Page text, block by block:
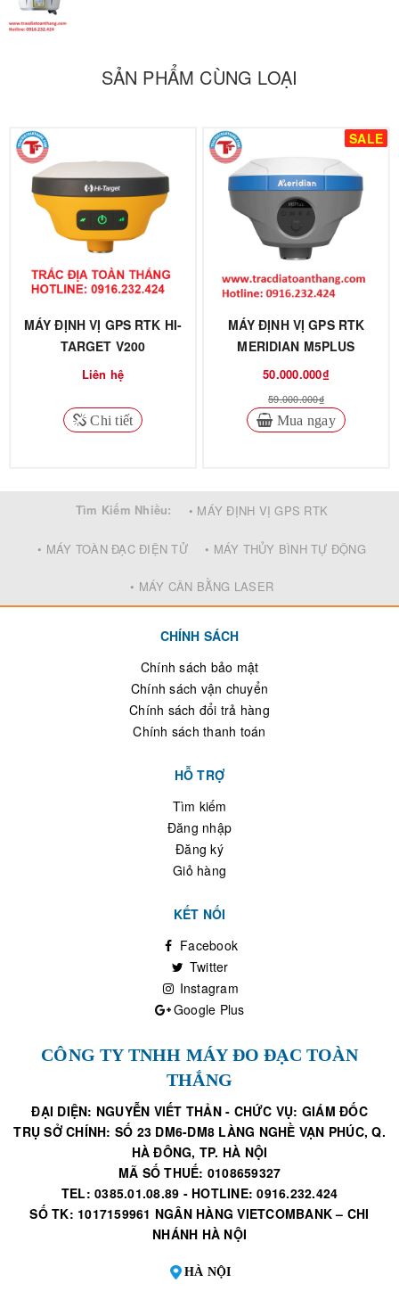
SẢN PHẨM CÙNG LOẠI
MÁY ĐỊNH VỊ GPS RTK HI-
TARGET V200
Liên hệ
Chi tiết
SALE
MÁY ĐỊNH VỊ GPS RTK
MERIDIAN M5PLUS
50.000.000₫
59.000.000₫
Mua ngay
Tìm Kiếm Nhiều: • MÁY ĐỊNH VỊ GPS RTK
• MÁY TOÀN ĐẠC ĐIỆN TỬ • MÁY THỦY BÌNH TỰ ĐỘNG
• MÁY CÂN BẰNG LASER
CHÍNH SÁCH
Chính sách bảo mật
Chính sách vận chuyển
Chính sách đổi trả hàng
Chính sách thanh toán
HỖ TRỢ
Tìm kiếm
Đăng nhập
Đăng ký
Giỏ hàng
KẾT NỐI
Facebook
Twitter
Instagram
Google Plus
CÔNG TY TNHH MÁY ĐO ĐẠC TOÀN
THẮNG
ĐẠI DIỆN: NGUYỄN VIẾT THẢN - CHỨC VỤ: GIÁM ĐỐC
TRỤ SỞ CHÍNH: SỐ 23 DM6-DM8 LÀNG NGHỀ VẠN PHÚC, Q.
HÀ ĐÔNG, TP. HÀ NỘI
MÃ SỐ THUẾ: 0108659327
TEL: 0385.01.08.89 - HOTLINE: 0916.232.424
SỐ TK: 1017159961 NGÂN HÀNG VIETCOMBANK – CHI
NHÁNH HÀ NỘI
HÀ NỘI